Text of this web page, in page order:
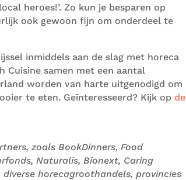
heroes!’. Zo kun je besparen op
ook gewoon fijn om onderdeel te
inmiddels aan de slag met horeca
Cuisine samen met een aantal
worden van harte uitgenodigd om
te eten. Geïnteresseerd? Kijk op de
zoals BookDinners, Food
Naturalis, Bionext, Caring
horecagroothandels, provincies